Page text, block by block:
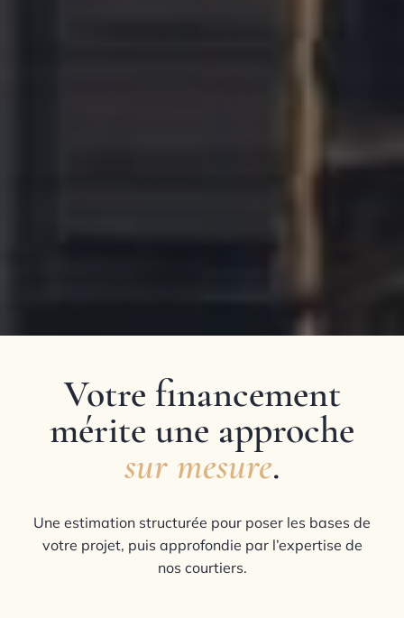
Votre financement
mérite une approche
sur mesure.
Une estimation structurée pour poser les bases de
votre projet, puis approfondie par l’expertise de
nos courtiers.